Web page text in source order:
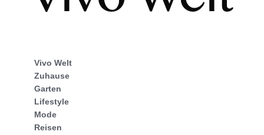
Vivo Welt
Zuhause
Garten
Lifestyle
Mode
Reisen